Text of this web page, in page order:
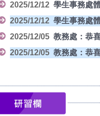
2025/12/12 學生事務處
2025/12/12 學生事務處
2025/12/05 教務處：恭
2025/12/05 教務處：恭